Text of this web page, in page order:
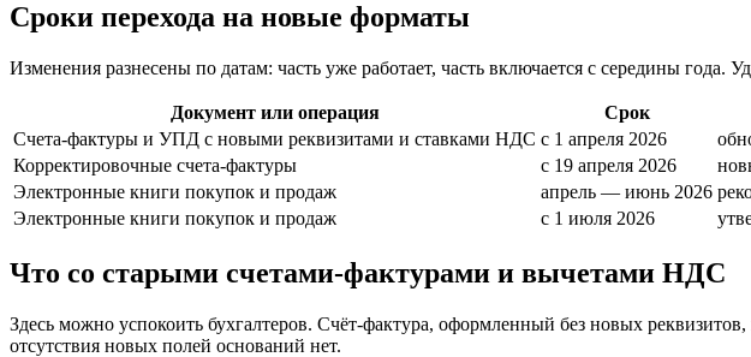
Сроки перехода на новые форматы
Изменения разнесены по датам: часть уже работает, часть включается с середины года.
Документ или операция Срок
Счета-фактуры и УПД с новыми реквизитами и ставками НДС с 1 апреля 2026
Корректировочные счета-фактуры
с 19 апреля 2026
Электронные книги покупок и продаж
апрель — июнь 2026
Электронные книги покупок и продаж
с 1 июля 2026
Что со старыми счетами-фактурами и вычетами НДС
Здесь можно успокоить бухгалтеров. Счёт-фактура, оформленный без новых
отсутствия новых полей оснований нет.